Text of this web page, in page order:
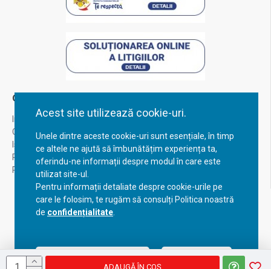
Acest site utilizează cookie-uri.
Unele dintre aceste cookie-uri sunt esențiale, în timp
ce altele ne ajută să îmbunătățim experiența ta,
oferindu-ne informații despre modul în care este
utilizat site-ul.
Pentru informații detaliate despre cookie-urile pe
care le folosim, te rugăm să consulți Politica noastră
de confidențialitate
Acceptă setările curente Configurează
ADAUGĂ ÎN COŞ
Contul Meu
Inregistrare
Contul meu
Istoric comenzi
Recuperare parola
Returnare produs